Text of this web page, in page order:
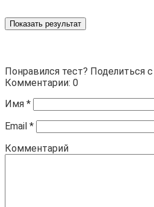
Показать результат
Понравился тест? Поделиться
Комментарии: 0
Имя *
Email *
Комментарий